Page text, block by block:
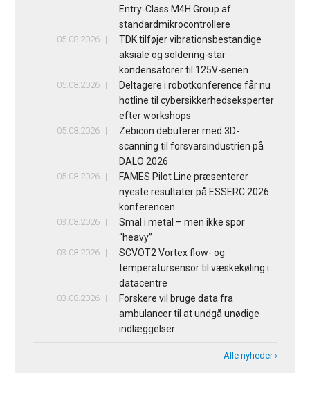
Entry‑Class M4H Group af
standardmikrocontrollere
05.08.2026
TDK tilføjer vibrationsbestandige
aksiale og soldering-star
kondensatorer til 125V-serien
05.08.2026
Deltagere i robotkonference får nu
hotline til cybersikkerhedseksperter
efter workshops
05.08.2026
Zebicon debuterer med 3D-
scanning til forsvarsindustrien på
DALO 2026
05.08.2026
FAMES Pilot Line præsenterer
nyeste resultater på ESSERC 2026
konferencen
03.08.2026
Smal i metal – men ikke spor
“heavy”
03.08.2026
SCVOT2 Vortex flow- og
temperatursensor til væskekøling i
datacentre
03.08.2026
Forskere vil bruge data fra
ambulancer til at undgå unødige
indlæggelser
Alle nyheder ›